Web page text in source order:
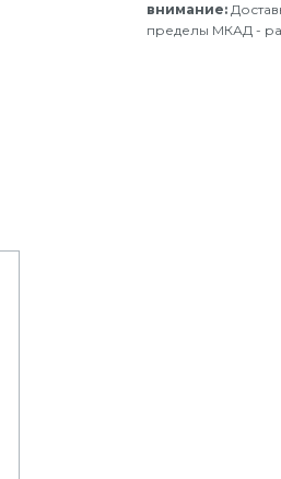
внимание:
пределы МКАД -